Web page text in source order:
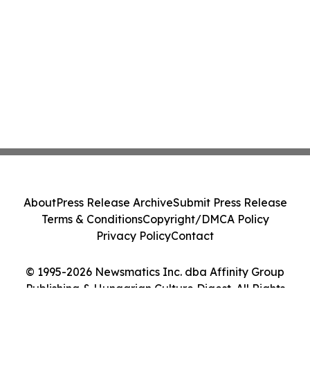
© 1995-2026 Newsmatics Inc. dba Affinity Group
Publishing & Hungarian Culture Digest. All Rights
AboutPress Release ArchiveSubmit Press Release
Terms & ConditionsCopyright/DMCA Policy
Privacy PolicyContact